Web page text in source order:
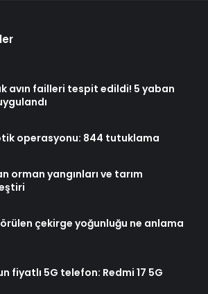
avın failleri tespit edildi! 5 yaban
operasyonu: 844 tutuklama
orman yangınları ve tarım
çekirge yoğunluğu ne anlama
fiyatlı 5G telefon: Redmi 17 5G